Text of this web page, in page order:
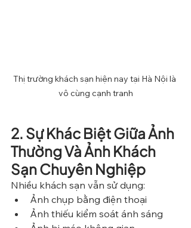
Thị trường khách sạn hiện nay tại Hà Nội là
vô cùng cạnh tranh
2. Sự Khác Biệt Giữa Ảnh
Thường Và Ảnh Khách
Sạn Chuyên Nghiệp
Nhiều khách sạn vẫn sử dụng:
Ảnh chụp bằng điện thoại
Ảnh thiếu kiểm soát ánh sáng